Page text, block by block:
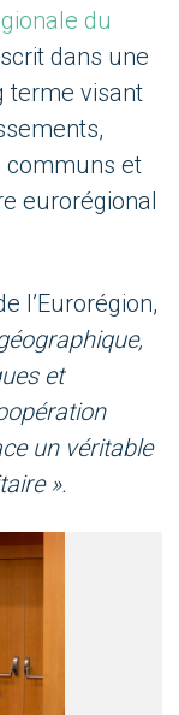
du
dans une
terme visant
communs et
eurorégional
l’Eurorégion,
et
un véritable
».